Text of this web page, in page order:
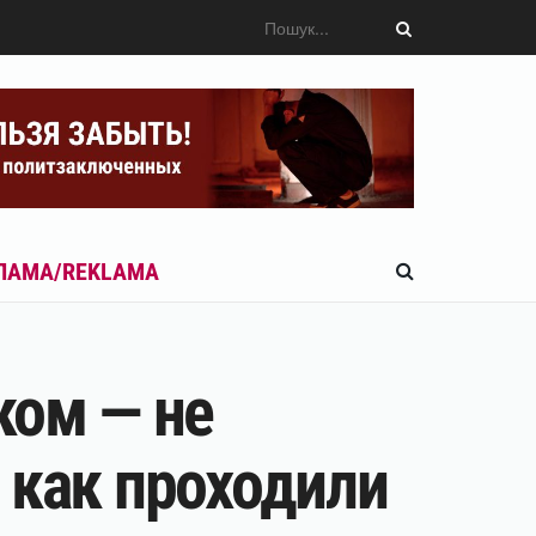
REKLAMA
— не
проходили